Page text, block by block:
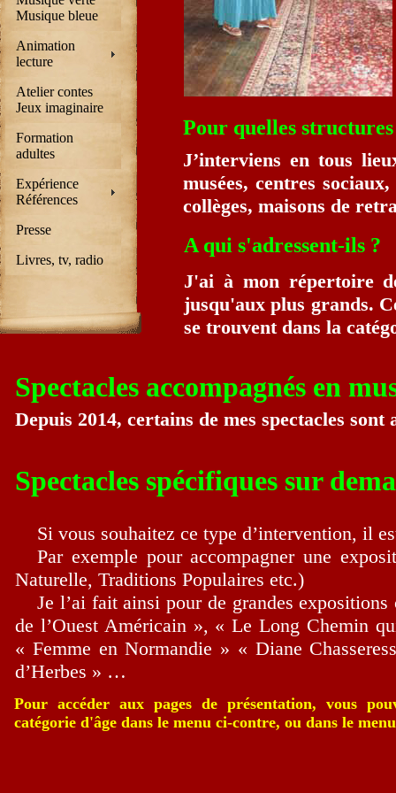
de retraite, offices
ils ? Elle a à son
à tous les âges, des
Certains d'entre eux
et se trouvent dans
spécifiques sur
d'intervention, il est
mois à l'avance.
Antiquités, Histoire
etc.) Elle l'a fait
comme «
Mythologie de l'Ouest
qui marche » «
Fêtes » « Femme en
» « Où vont
Océan d'Herbes » …
en cours de
Musique bleue
Animation
lecture
Atelier contes
Jeux imaginaire
Formation
adultes
Expérience
Références
Presse
Livres, tv, radio
Pour quelles
J’interviens en tous
musées, centres
collèges, maisons de
A qui s'adressent-ils ?
J'ai à mon répertoire
jusqu'aux plus grands.
se trouvent dans la
Spectacles spécifiques sur
Si vous souhaitez ce type d’intervention, il
Par exemple pour accompagner une
Naturelle, Traditions Populaires etc.)
Je l’ai fait ainsi pour de grandes
de l’Ouest Américain », « Le Long Chemin
« Femme en Normandie » « Diane
d’Herbes » …
Pour accéder aux pages de présentation, vous
catégorie d'âge dans le menu ci-contre, ou dans le
Spectacles accompagnés en
Depuis 2014, certains de mes spectacles